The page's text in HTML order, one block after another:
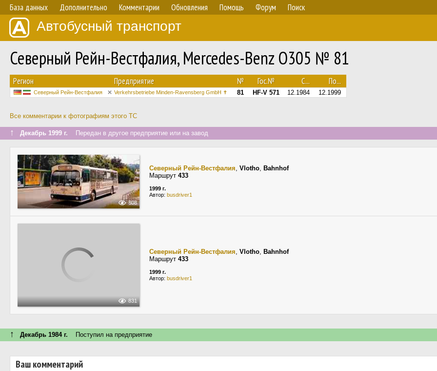
База данных Дополнительно Комментарии Обновления Помощь Форум Поиск
Автобусный транспорт
Северный Рейн-Вестфалия, Mercedes-Benz O305 № 81
Регион Предприятие № Гос.№ С... По...
Северный Рейн-Вестфалия Verkehrsbetriebe Minden-Ravensberg GmbH ✝ 81 HF-V 571 12.1984 12.1999
Все комментарии к фотографиям этого ТС
↑ Декабрь 1999 г. Передан в другое предприятие или на завод
808
Северный Рейн-Вестфалия, Vlotho, Bahnhof
Маршрут 433
1999 г.
Автор: busdriver1
831
Северный Рейн-Вестфалия, Vlotho, Bahnhof
Маршрут 433
1999 г.
Автор: busdriver1
↑ Декабрь 1984 г. Поступил на предприятие
Ваш комментарий